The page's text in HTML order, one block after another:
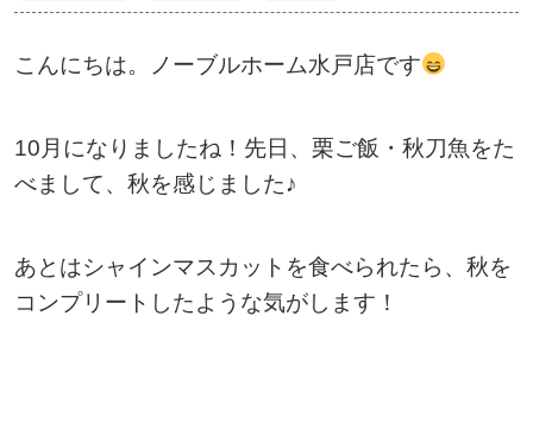
こんにちは。ノーブルホーム水戸店です
10月になりましたね！先日、栗ご飯・秋刀魚をた
べまして、秋を感じました♪
あとはシャインマスカットを食べられたら、秋を
コンプリートしたような気がします！